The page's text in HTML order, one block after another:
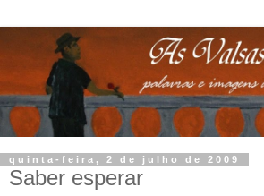
quinta-feira, 2 de julho de 2009
Saber esperar